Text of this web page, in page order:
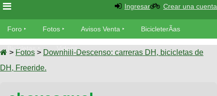
Foro
Foro
TÃ©cnica
Fotos
Ingresar Crear una cuenta
Foro Fotos Avisos Venta BicicleterÃ­as
Bicicletas Videos
> Fotos > Downhill-Descenso: carreras DH, bicicletas de
DH, Freeride.